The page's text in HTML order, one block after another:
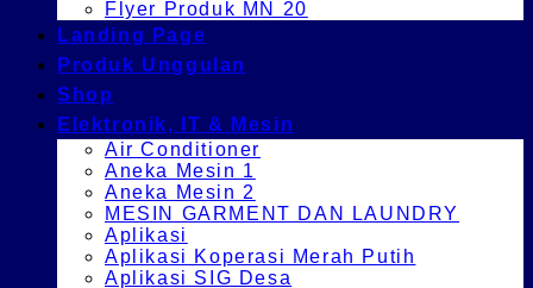
Flyer Produk MN 20
Landing Page
Produk Unggulan
Shop
Elektronik, IT & Mesin
Air Conditioner
Aneka Mesin 1
Aneka Mesin 2
MESIN GARMENT DAN LAUNDRY
Aplikasi
Aplikasi Koperasi Merah Putih
Aplikasi SIG Desa